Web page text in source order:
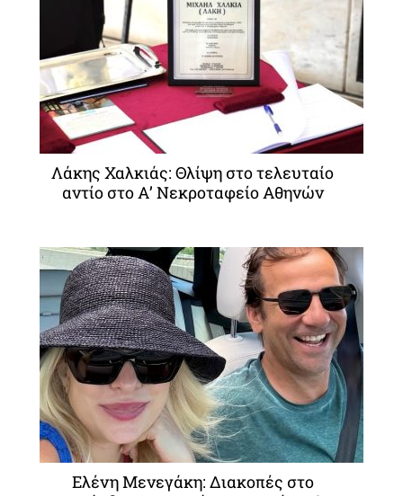
Λάκης Χαλκιάς: Θλίψη στο τελευταίο
αντίο στο Α’ Νεκροταφείο Αθηνών
Ελένη Μενεγάκη: Διακοπές στο